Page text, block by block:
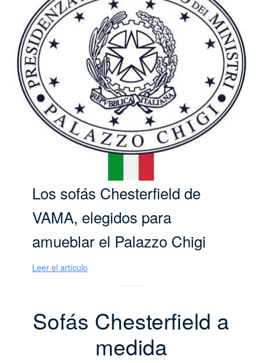
Los sofás Chesterfield de
VAMA, elegidos para
amueblar el Palazzo Chigi
Leer el artículo
Sofás Chesterfield a
medida